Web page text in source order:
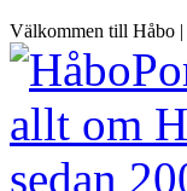
Välkommen till Håbo |